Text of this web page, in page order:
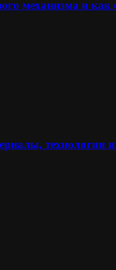
механизма и как
технологии и